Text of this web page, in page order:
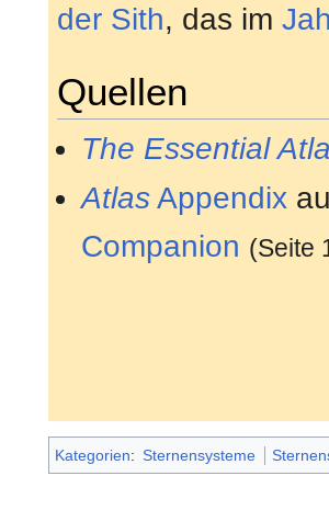
der Sith, das im
Quellen
The Essential
AtlasAppendix
Companion (Seite
Kategorien: Sternensysteme